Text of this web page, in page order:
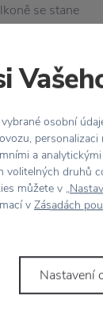
se stane
žádná
osobní
a
volitelných druhů
můžete v „
v Zásadách
Nastavení